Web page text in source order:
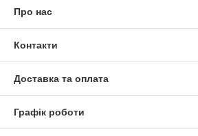
Про нас
Контакти
Доставка та оплата
Графік роботи